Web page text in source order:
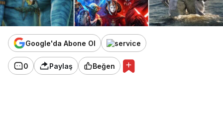
Google'da Abone Ol
0 Paylaş Beğen